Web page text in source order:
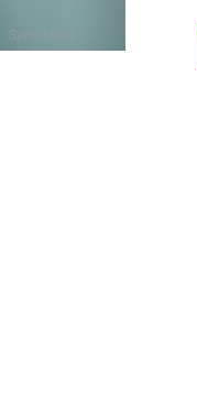
Symbolbild